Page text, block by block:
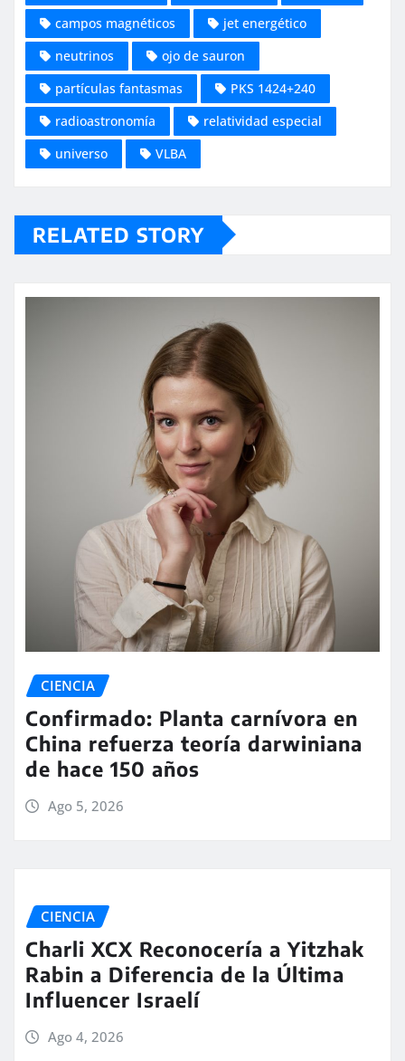
campos magnéticos
jet energético
neutrinos
ojo de sauron
partículas fantasmas
PKS 1424+240
radioastronomía
relatividad especial
universo
VLBA
RELATED STORY
CIENCIA
Confirmado: Planta carnívora en
China refuerza teoría darwiniana
de hace 150 años
Ago 5, 2026
CIENCIA
Charli XCX Reconocería a Yitzhak
Rabin a Diferencia de la Última
Influencer Israelí
Ago 4, 2026